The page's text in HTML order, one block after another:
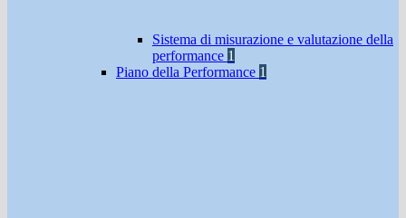
Sistema di misurazione e valutazione della
performance 1
Piano della Performance 1